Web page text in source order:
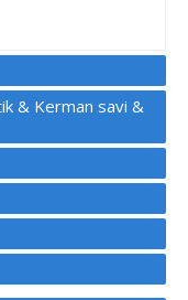
& Kerman savi &